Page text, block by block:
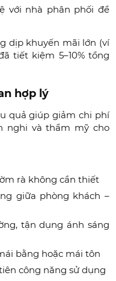
với nhà phân phối để
dịp khuyến mãi lớn (ví
tiết kiệm 5–10% tổng
hợp lý
quả giúp giảm chi phí
nghi và thẩm mỹ cho
rà không cần thiết
giữa phòng khách –
tận dụng ánh sáng
bằng hoặc mái tôn
công năng sử dụng